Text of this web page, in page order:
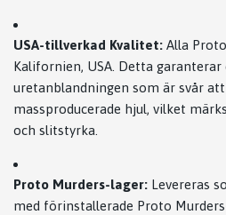
USA-tillverkad Kvalitet: Alla
Kalifornien, USA. Detta
uretanblandningen som är svår
massproducerade hjul, vilket
och slitstyrka.
Proto Murders-lager: Levereras
med förinstallerade Proto